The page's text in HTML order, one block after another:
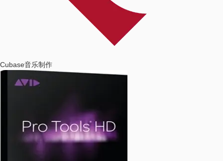
Cubase音乐制作